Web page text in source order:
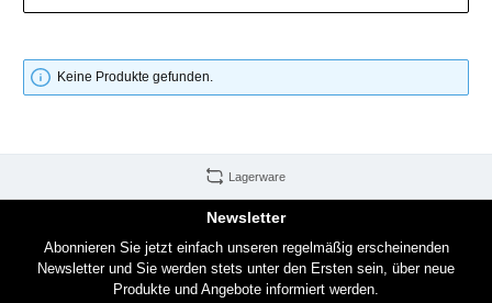
Keine Produkte gefunden.
Lagerware
Newsletter
Abonnieren Sie jetzt einfach unseren regelmäßig erscheinenden
Newsletter und Sie werden stets unter den Ersten sein, über neue
Produkte und Angebote informiert werden.